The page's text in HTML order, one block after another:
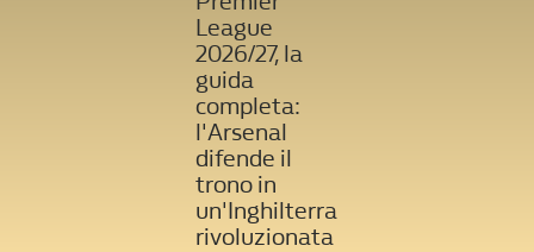
League
2026/27, la
guida
completa:
l'Arsenal
difende il
trono in
un'Inghilterra
rivoluzionata